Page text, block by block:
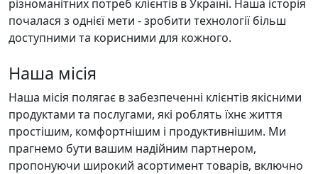
різноманітних потреб клієнтів в Україні. Наша історія
почалася з однієї мети - зробити технології більш
доступними та корисними для кожного.
Наша місія
Наша місія полягає в забезпеченні клієнтів якісними
продуктами та послугами, які роблять їхнє життя
простішим, комфортнішим і продуктивнішим. Ми
прагнемо бути вашим надійним партнером,
пропонуючи широкий асортимент товарів, включно